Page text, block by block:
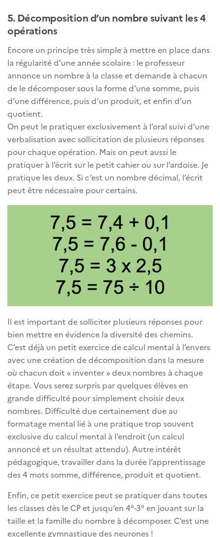
5. Décomposition d’un nombre suivant les 4
opérations
Encore un principe très simple à mettre en place dans
la régularité d’une année scolaire : le professeur
annonce un nombre à la classe et demande à chacun
de le décomposer sous la forme d’une somme, puis
d’une différence, puis d’un produit, et enfin d’un
quotient.
On peut le pratiquer exclusivement à l’oral suivi d’une
verbalisation avec sollicitation de plusieurs réponses
pour chaque opération. Mais on peut aussi le
pratiquer à l’écrit sur le petit cahier ou sur l’ardoise. Je
pratique les deux. Si c’est un nombre décimal, l’écrit
peut être nécessaire pour certains.
Il est important de solliciter plusieurs réponses pour
bien mettre en évidence la diversité des chemins.
C’est déjà un petit exercice de calcul mental à l’envers
avec une création de décomposition dans la mesure
où chacun doit « inventer » deux nombres à chaque
étape. Vous serez surpris par quelques élèves en
grande difficulté pour simplement choisir deux
nombres. Difficulté due certainement due au
formatage mental lié à une pratique trop souvent
exclusive du calcul mental à l’endroit (un calcul
annoncé et un résultat attendu). Autre intérêt
pédagogique, travailler dans la durée l’apprentissage
des 4 mots somme, différence, produit et quotient.
Enfin, ce petit exercice peut se pratiquer dans toutes
les classes dès le CP et jusqu’en 4°-3° en jouant sur la
taille et la famille du nombre à décomposer. C’est une
excellente gymnastique des neurones !